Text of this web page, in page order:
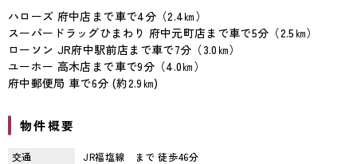
ハローズ 府中店まで車で4分（2.4㎞）
スーパードラッグひまわり 府中元町店まで車で5分（2.5㎞）
ローソン JR府中駅前店まで車で7分（3.0㎞）
ユーホー 高木店まで車で9分（4.0㎞）
府中郵便局 車で6分 (約2.9㎞)
物件概要
交通
JR福塩線 まで 徒歩46分